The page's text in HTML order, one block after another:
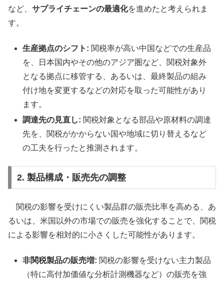
など、 サプライチェーンの最適化を進めたと考えられま
す。
生産拠点のシフト: 関税率が高い中国などでの生産品
を、日本国内やその他のアジア圏など、関税対象外
となる拠点に移管する、あるいは、最終製品の組み
付け地を変更するなどの対応を取った可能性があり
ます。
調達先の見直し: 関税対象となる部品や原材料の調達
先を、関税がかからない国や地域に切り替えるなど
の工夫を行ったと推測されます。
2. 製品構成・販売先の調整
関税の影響を受けにくい製品群の販売比率を高める、あ
るいは、米国以外の市場での販売を強化することで、関税
による影響を相対的に小さくした可能性があります。
非関税製品の販売増: 関税の影響を受けない主力製品
（特に高付加価値な分析計測機器など）の販売を強